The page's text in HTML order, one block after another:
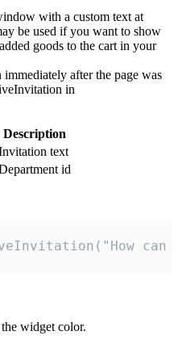
with a custom text at
be used if you want to show
goods to the cart in your
after the page was
in
Description
text
id
widget color.